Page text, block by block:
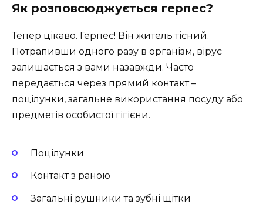
Як розповсюджується герпес?
Тепер цікаво. Герпес! Він житель тісний.
Потрапивши одного разу в організм, вірус
залишається з вами назавжди. Часто
передається через прямий контакт –
поцілунки, загальне використання посуду або
предметів особистої гігієни.
Поцілунки
Контакт з раною
Загальні рушники та зубні щітки